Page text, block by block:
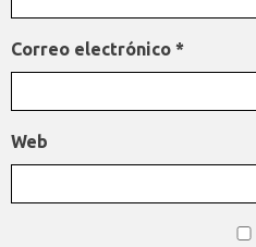
Correo electrónico *
Web